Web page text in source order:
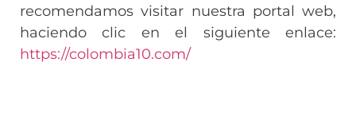
recomendamos visitar nuestra portal web,
haciendo clic en el siguiente enlace:
https://colombia10.com/